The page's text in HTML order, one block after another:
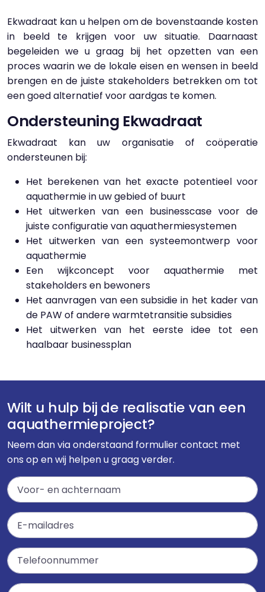
Ekwadraat kan u helpen om de bovenstaande kosten
in beeld te krijgen voor uw situatie. Daarnaast
begeleiden we u graag bij het opzetten van een
proces waarin we de lokale eisen en wensen in beeld
brengen en de juiste stakeholders betrekken om tot
een goed alternatief voor aardgas te komen.
Ondersteuning Ekwadraat
Ekwadraat kan uw organisatie of coöperatie
ondersteunen bij:
Het berekenen van het exacte potentieel voor
aquathermie in uw gebied of buurt
Het uitwerken van een businesscase voor de
juiste configuratie van aquathermiesystemen
Het uitwerken van een systeemontwerp voor
aquathermie
Een wijkconcept voor aquathermie met
stakeholders en bewoners
Het aanvragen van een subsidie in het kader van
de PAW of andere warmtetransitie subsidies
Het uitwerken van het eerste idee tot een
haalbaar businessplan
Wilt u hulp bij de realisatie van een
aquathermieproject?
Neem dan via onderstaand formulier contact met
ons op en wij helpen u graag verder.